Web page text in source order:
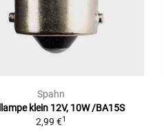
Spahn
klein 12V, 10W /BA15S
2,99 €1